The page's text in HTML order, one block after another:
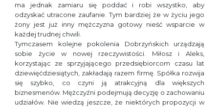
ma jednak zamiaru się poddać i robi wszystko, aby
odzyskać utracone zaufanie. Tym bardziej że w życiu jego
żony jest już inny mężczyzna gotowy nieść wsparcie w
każdej trudnej chwili.
Tymczasem kolejne pokolenia Dobrzyńskich urządzają
sobie życie w nowej rzeczywistości. Miłosz i Aleks,
korzystając ze sprzyjającego przedsiębiorcom czasu lat
dziewięćdziesiątych, zakładają razem firmę. Spółka rozwija
się szybko, co czyni ją atrakcyjną dla większych
biznesmenów. Mężczyźni podejmują decyzję o zachowaniu
udziałów. Nie wiedzą jeszcze, że niektórych propozycji w